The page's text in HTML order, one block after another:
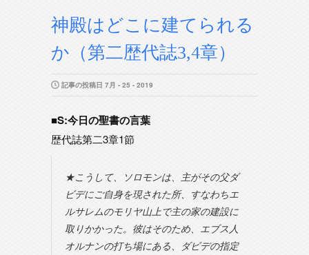
神殿はどこに建てられる
か（第二歴代誌3,4章）
記事の投稿日 7月 - 25 - 2019
■S:今日の聖書の言葉
歴代誌第二3章1節
★こうして、ソロモンは、主がその父ダ
ビデにご自身を現された所、すなわちエ
ルサレムのモリヤ山上で主の家の建設に
取りかかった。彼はそのため、エブス人
オルナンの打ち場にある、ダビデの指定